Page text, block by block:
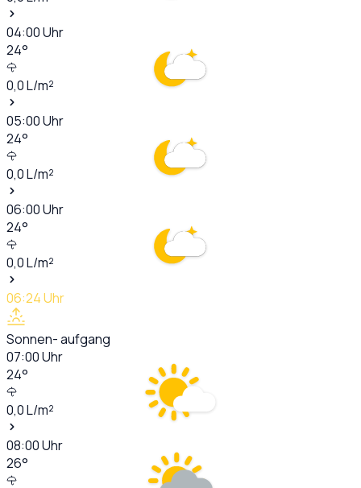
04:00Uhr
24°
0,0L/m²
05:00Uhr
24°
0,0L/m²
06:00Uhr
24°
0,0L/m²
06:24Uhr
Sonnen- aufgang
07:00Uhr
24°
0,0L/m²
08:00Uhr
26°